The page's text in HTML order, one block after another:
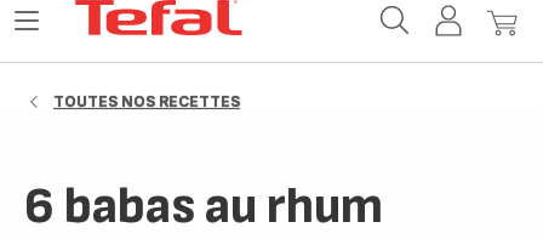
MonMon
Ouvrir
TOUTES NOS RECETTES
6 babas au rhum